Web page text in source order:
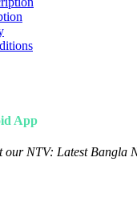
App
our NTV: Latest Bangla